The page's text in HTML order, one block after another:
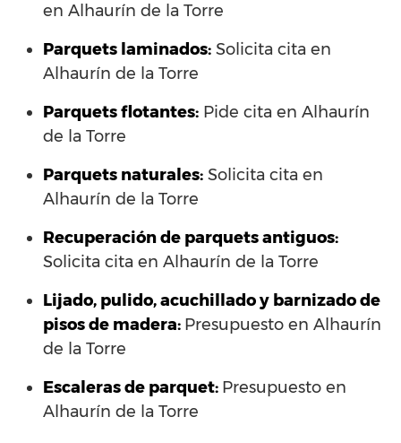
en Alhaurín de la Torre
Parquets laminados: Solicita cita en
Alhaurín de la Torre
Parquets flotantes: Pide cita en Alhaurín
de la Torre
Parquets naturales: Solicita cita en
Alhaurín de la Torre
Recuperación de parquets antiguos:
Solicita cita en Alhaurín de la Torre
Lijado, pulido, acuchillado y barnizado de
pisos de madera: Presupuesto en Alhaurín
de la Torre
Escaleras de parquet: Presupuesto en
Alhaurín de la Torre